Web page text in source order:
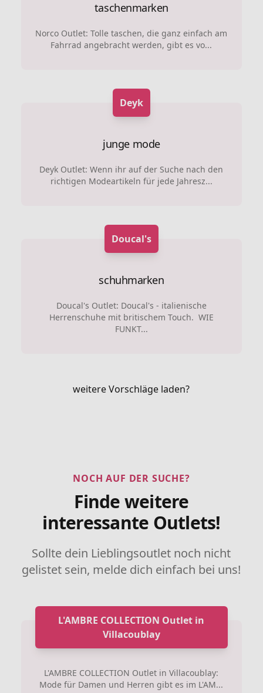
taschenmarken
Norco Outlet: Tolle taschen, die ganz einfach am
Fahrrad angebracht werden, gibt es vo...
Deyk
junge mode
Deyk Outlet: Wenn ihr auf der Suche nach den
richtigen Modeartikeln für jede Jahresz...
Doucal's
schuhmarken
Doucal's Outlet: Doucal's - italienische
Herrenschuhe mit britischem Touch. WIE
FUNKT...
weitere Vorschläge laden?
NOCH AUF DER SUCHE?
Finde weitere
interessante Outlets!
Sollte dein Lieblingsoutlet noch nicht
gelistet sein, melde dich einfach bei uns!
L'AMBRE COLLECTION Outlet in
Villacoublay
L'AMBRE COLLECTION Outlet in Villacoublay:
Mode für Damen und Herren gibt es im L'AM...